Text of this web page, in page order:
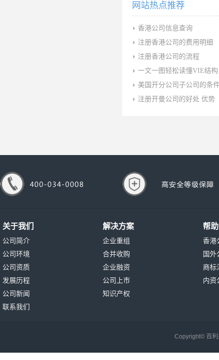
网站热点推荐
香港公司信息查询
注册香港公司的费用明细
注册香港公司的流程
一文一图轻松读懂VIE结
美国开分公司子公司的条
注册开曼公司的好处 优势
关于我们
公司简介
公司环境
公司资质
发展历程
公司新闻
联系我们
解决方案
企业重组
合并收购
企业融资
公司上市
知识产权
帮
香港
国外
商标
内资
Copyright© 百